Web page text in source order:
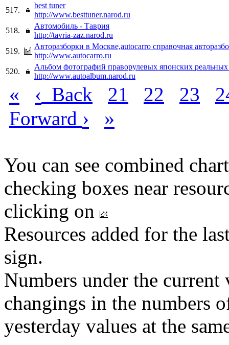
517.
best tuner
http://www.besttuner.narod.ru
518.
Автомобиль - Таврия
http://tavria-zaz.narod.ru
519.
Авторазборки в Москвe,autocarro справочная
http://www.autocarro.ru
520.
Альбом фотографий праворулевых японских
http://www.autoalbum.narod.ru
« ‹ Back 21 22 23
Forward › »
You can see combined
checking boxes near
clicking on
Resources added for the
sign.
Numbers under the
changings in the numbers
yesterday values at the